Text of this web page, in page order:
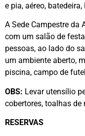
e pia, aéreo,
A Sede Campestre da
com um salão de
pessoas, ao lado do
um ambiente aberto,
piscina, campo de
OBS: Levar utensílio
cobertores, toalhas de
RESERVAS